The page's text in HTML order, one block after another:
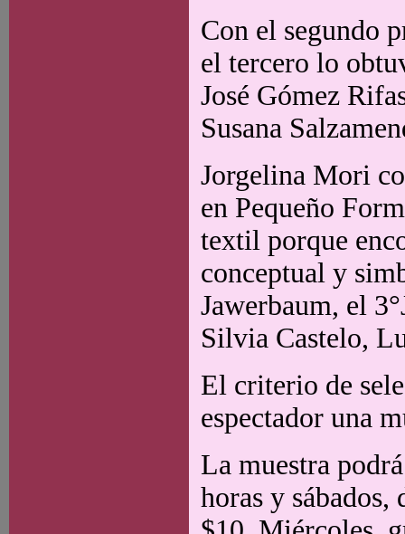
Con el segundo
el tercero lo
José Gómez
Susana
Jorgelina Mori
en Pequeño
textil porque
conceptual y
Jawerbaum, el
Silvia Castelo,
El criterio de
espectador una
La muestra
horas y